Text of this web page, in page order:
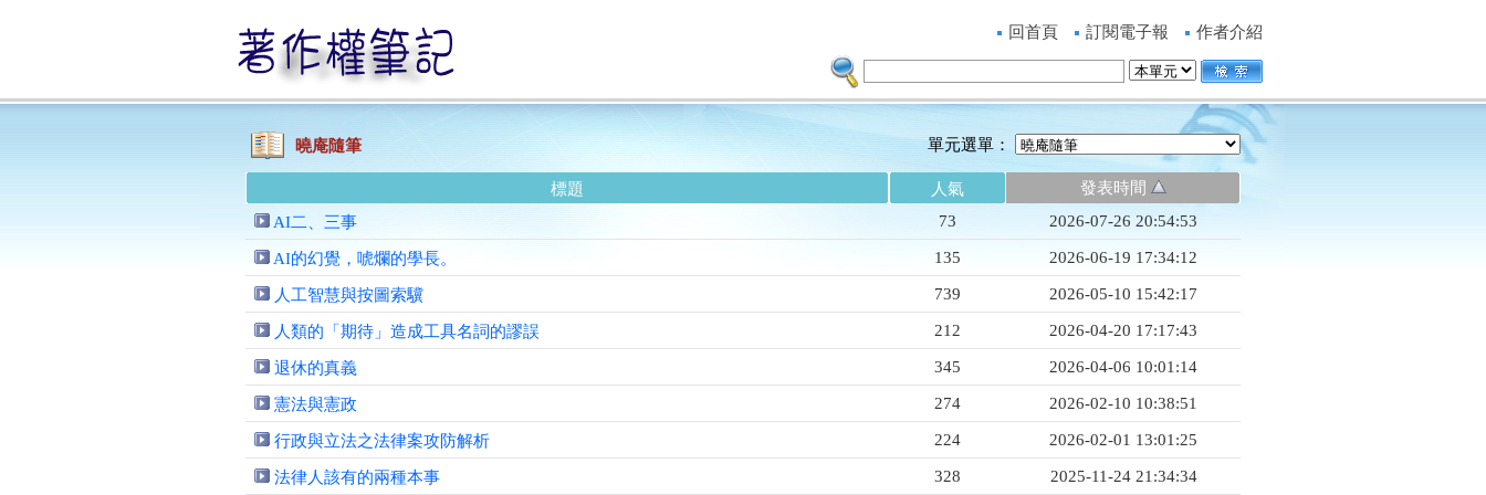
回首頁 訂閱電子報 作者介紹
曉庵隨筆 單元選單：
標題 人氣
發表時間
AI二、三事
73 2026-07-26 20:54:53
AI的幻覺，唬爛的學長。 135 2026-06-19 17:34:12
人工智慧與按圖索驥 739 2026-05-10 15:42:17
人類的「期待」造成工具名詞的謬誤 212 2026-04-20 17:17:43
退休的真義 345 2026-04-06 10:01:14
憲法與憲政 274 2026-02-10 10:38:51
行政與立法之法律案攻防解析 224 2026-02-01 13:01:25
法律人該有的兩種本事 328 2025-11-24 21:34:34